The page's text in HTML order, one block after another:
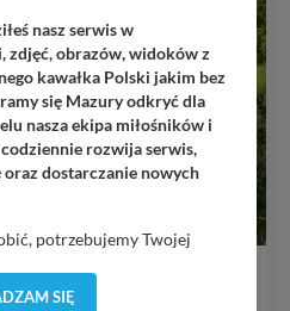
Zdrężno
nasz serwis w
zdjęć, obrazów, widoków z
kawałka Polski jakim bez
się Mazury odkryć dla
nasza ekipa miłośników i
rozwija serwis,
dostarczanie nowych
potrzebujemy Twojej
Twoje dane (w tym
SIĘ